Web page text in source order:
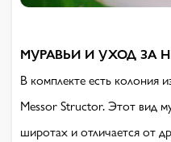
МУРАВЬИ И УХОД ЗА
В комплекте есть колония
Messor Structor. Этот вид
широтах и отличается от